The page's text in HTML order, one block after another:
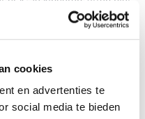
cookies
en advertenties te
social media te bieden
hun gezichten, hun handen
zitten. Ge mot ze gras laten
toen er reuma bij haar
omstreeks 1914 zeer